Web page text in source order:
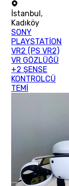
İstanbul,
Kadıköy
SONY
PLAYSTATİON
VR2 (PS VR2)
VR GÖZLÜĞÜ
+2 ŞENSE
KONTROLCÜ
TEMİ